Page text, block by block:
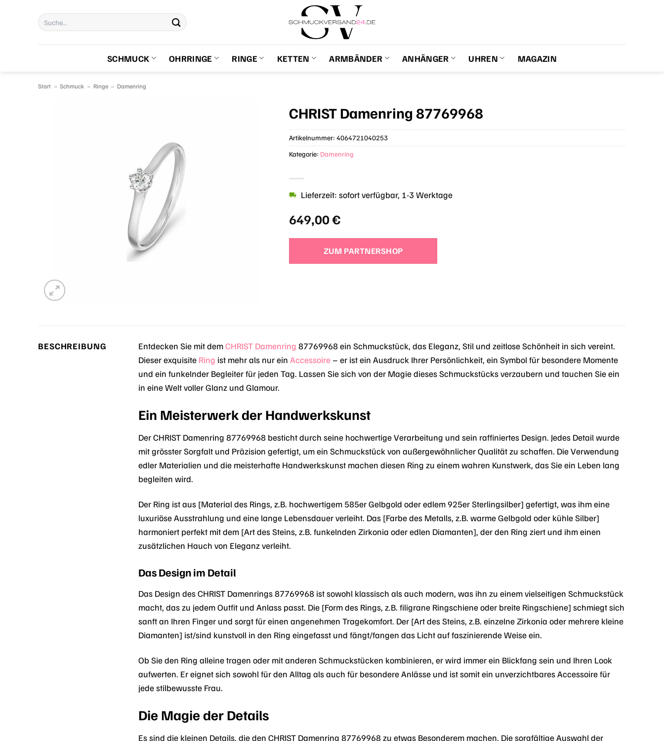
Suchen
nach:
SCHMUCK OHRRINGE RINGE KETTEN ARMBÄNDER ANHÄNGER UHREN MAGAZIN
Start » Schmuck » Ringe » Damenring
CHRIST Damenring 87769968
649,00€
Lieferzeit: sofort verfügbar, 1-3 Werktage
ZUM PARTNERSHOP
Artikelnummer:4064721040253
Kategorie: Damenring
BESCHREIBUNG Entdecken Sie mit demCHRIST Damenring 87769968 ein Schmuckstück, das Eleganz, Stil und zeitlose Schönheit in sich vereint.
Dieser exquisite Ring ist mehr als nur einAccessoire– er ist ein Ausdruck Ihrer Persönlichkeit, ein Symbol für besondere Momente
und ein funkelnder Begleiter für jeden Tag. Lassen Sie sich von der Magie dieses Schmuckstücks verzaubern und tauchen Sie ein
in eine Welt voller Glanz und Glamour.
Ein Meisterwerk der Handwerkskunst
Der CHRIST Damenring 87769968 besticht durch seine hochwertige Verarbeitung und sein raffiniertes Design. Jedes Detail wurde
mit grösster Sorgfalt und Präzision gefertigt, um ein Schmuckstück von außergewöhnlicher Qualität zu schaffen. Die Verwendung
edler Materialien und die meisterhafte Handwerkskunst machen diesen Ring zu einem wahren Kunstwerk, das Sie ein Leben lang
begleiten wird.
Der Ring ist aus [Material des Rings, z.B. hochwertigem 585er Gelbgold oder edlem 925er Sterlingsilber] gefertigt, was ihm eine
luxuriöse Ausstrahlung und eine lange Lebensdauer verleiht. Das [Farbe des Metalls, z.B. warme Gelbgold oder kühle Silber]
harmoniert perfekt mit dem [Art des Steins, z.B. funkelnden Zirkonia oder edlen Diamanten], der den Ring ziert und ihm einen
zusätzlichen Hauch von Eleganz verleiht.
Das Design im Detail
Das Design des CHRIST Damenrings 87769968 ist sowohl klassisch als auch modern, was ihn zu einem vielseitigen Schmuckstück
macht, das zu jedem Outfit und Anlass passt. Die [Form des Rings, z.B. filigrane Ringschiene oder breite Ringschiene] schmiegt sich
sanft an Ihren Finger und sorgt für einen angenehmen Tragekomfort. Der [Art des Steins, z.B. einzelne Zirkonia oder mehrere kleine
Diamanten] ist/sind kunstvoll in den Ring eingefasst und fängt/fangen das Licht auf faszinierende Weise ein.
Ob Sie den Ring alleine tragen oder mit anderen Schmuckstücken kombinieren, er wird immer ein Blickfang sein und Ihren Look
aufwerten. Er eignet sich sowohl für den Alltag als auch für besondere Anlässe und ist somit ein unverzichtbares Accessoire für
jede stilbewusste Frau.
Die Magie der Details
Es sind die kleinen Details, die den CHRIST Damenring 87769968 zu etwas Besonderem machen. Die sorgfältige Auswahl der